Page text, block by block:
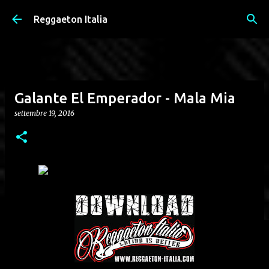
Passa ai contenuti principali
Reggaeton Italia
Galante El Emperador - Mala Mia
settembre 19, 2016